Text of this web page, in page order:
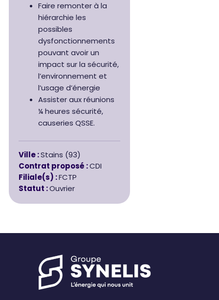
Faire remonter à la
hiérarchie les
possibles
dysfonctionnements
pouvant avoir un
impact sur la sécurité,
l’environnement et
l’usage d’énergie
Assister aux réunions
¼ heures sécurité,
causeries QSSE.
Ville :Stains (93)
Contrat proposé :CDI
Filiale(s) :FCTP
Statut :Ouvrier